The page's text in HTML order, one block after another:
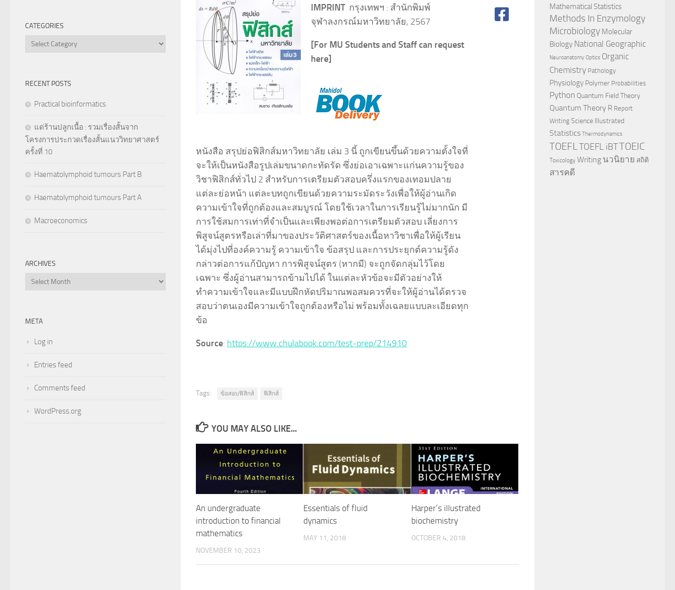
IMPRINT กรุงเทพฯ : สำนักพิมพ์
จุฬาลงกรณ์มหาวิทยาลัย, 2567
[For MU Students and Staff can request
here]
หนังสือ สรุปย่อฟิสิกส์มหาวิทยาลัย เล่ม 3 นี้ ถูกเขียนขึ้นด้วยความตั้งใจที่
จะให้เป็นหนังสือรูปเล่มขนาดกะทัดรัด ซึ่งย่อเอาเฉพาะแก่นความรู้ของ
วิชาฟิสิกส์ทั่วไป 2 สำหรับการเตรียมตัวสอบครึ่งแรกของเทอมปลาย
แต่ละย่อหน้า แต่ละบทถูกเขียนด้วยความระมัดระวังเพื่อให้ผู้อ่านเกิด
ความเข้าใจที่ถูกต้องและสมบูรณ์ โดยใช้เวลาในการเรียนรู้ไม่มากนัก มี
การใช้สมการเท่าที่จำเป็นและเพียงพอต่อการเตรียมตัวสอบ เลี่ยงการ
พิสูจน์สูตรหรือเล่าที่มาของประวัติศาสตร์ของเนื้อหาวิชาเพื่อให้ผู้เรียน
ได้มุ่งไปที่องค์ความรู้ ความเข้าใจ ข้อสรุป และการประยุกต์ความรู้ดัง
กล่าวต่อการแก้ปัญหา การพิสูจน์สูตร (หากมี) จะถูกจัดกลุ่มไว้โดย
เฉพาะ ซึ่งผู้อ่านสามารถข้ามไปได้ ในแต่ละหัวข้อจะมีตัวอย่างให้
ทำความเข้าใจและมีแบบฝึกหัดปริมาณพอสมควรที่จะให้ผู้อ่านได้ตรวจ
สอบว่าตนเองมีความเข้าใจถูกต้องหรือไม่ พร้อมทั้งเฉลยแบบละเอียดทุก
ข้อ
Source: https://www.chulabook.com/test-prep/214910
Tags: ข้อสอบฟิสิกส์ ฟิสิกส์
YOU MAY ALSO LIKE...
An undergraduate
introduction to financial
mathematics
NOVEMBER 10, 2023
Essentials of fluid
dynamics
MAY 11, 2018
Harper’s illustrated
biochemistry
OCTOBER 4, 2018
CATEGORIES
Categories
RECENT POSTS
Practical bioinformatics
แด่ร้านปลูกเนื้อ : รวมเรื่องสั้นจาก
โครงการประกวดเรื่องสั้นแนววิทยาศาสตร์
ครั้งที่ 10
Haematolymphoid tumours Part B
Haematolymphoid tumours Part A
Macroeconomics
ARCHIVES
Archives
META
Log in
Entries feed
Comments feed
WordPress.org
Mathematical Statistics
Methods In Enzymology
Microbiology Molecular
Biology National Geographic
Neuroanatomy Optics Organic
Chemistry Pathology
Physiology Polymer Probabilities
Python Quantum Field Theory
Quantum Theory R Report
Writing Science Illustrated
Statistics Thermodynamics
TOEFL TOEFL iBTTOEIC
Toxicology Writing นวนิยาย สถิติ
สารคดี